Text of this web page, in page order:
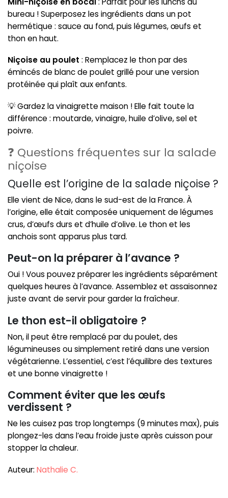
bureau ! Superposez les ingrédients dans un pot
hermétique : sauce au fond, puis légumes, œufs et
thon en haut.
Niçoise au poulet : Remplacez le thon par des
émincés de blanc de poulet grillé pour une version
protéinée qui plaît aux enfants.
💡 Gardez la vinaigrette maison ! Elle fait toute la
différence : moutarde, vinaigre, huile d’olive, sel et
poivre.
❓ Questions fréquentes sur la salade
niçoise
Quelle est l’origine de la salade niçoise ?
Elle vient de Nice, dans le sud-est de la France. À
l’origine, elle était composée uniquement de légumes
crus, d’œufs durs et d’huile d’olive. Le thon et les
anchois sont apparus plus tard.
Peut-on la préparer à l’avance ?
Oui ! Vous pouvez préparer les ingrédients séparément
quelques heures à l’avance. Assemblez et assaisonnez
juste avant de servir pour garder la fraîcheur.
Le thon est-il obligatoire ?
Non, il peut être remplacé par du poulet, des
légumineuses ou simplement retiré dans une version
végétarienne. L’essentiel, c’est l’équilibre des textures
et une bonne vinaigrette !
Comment éviter que les œufs
verdissent ?
Ne les cuisez pas trop longtemps (9 minutes max), puis
plongez-les dans l’eau froide juste après cuisson pour
stopper la chaleur.
Auteur: Nathalie C.